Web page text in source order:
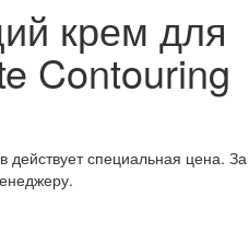
крем для
Contouring
действует специальная цена. За